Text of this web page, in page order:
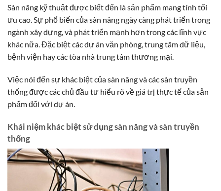
Sàn nâng kỹ thuật được biết đến là sản phẩm mang tính tối
ưu cao. Sự phổ biến của sàn nâng ngày càng phát triển trong
ngành xây dựng, và phát triển mạnh hơn trong các lĩnh vực
khác nữa. Đặc biệt các dự án văn phòng, trung tâm dữ liệu,
bệnh viện hay các tòa nhà trung tâm thương mại.
Việc nói đến sự khác biệt của sàn nâng và các sàn truyền
thống được các chủ đầu tư hiểu rõ về giá trị thực tế của sản
phẩm đối với dự án.
Khái niệm khác biệt sử dụng sàn nâng và sàn truyền
thống